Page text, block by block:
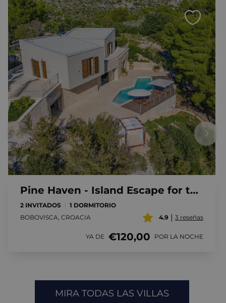
Pine Haven - Island Escape for two
2 INVITADOS
1 DORMITORIO
BOBOVISCA, CROACIA
4.9 | 3 reseñas
YA DE €120,00 POR LA NOCHE
MIRA TODAS LAS VILLAS